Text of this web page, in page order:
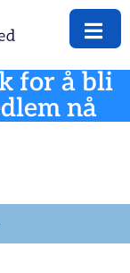
for å bli
nå